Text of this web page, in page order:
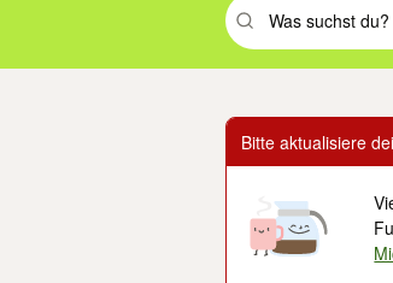
Suchbegriff
Bitte aktualisiere